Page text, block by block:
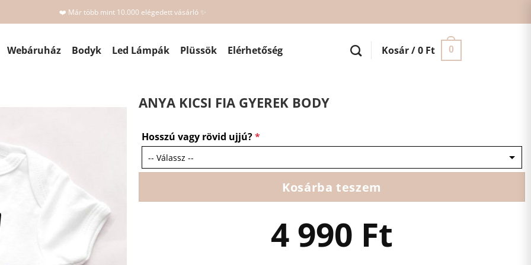
❤️ Már több mint 10.000 elégedett vásárló ✨
Webáruház Bodyk Led Lámpák Plüssök Elérhetőség Kosár /0 Ft 0
ANYA KICSI FIA GYEREK BODY
Hosszú vagy rövid ujjú?*
Kosárba teszem
4 990 Ft